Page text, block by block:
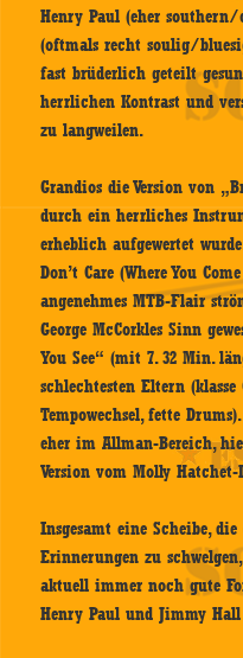
Henry Paul (eher
(oftmals recht soulig/
fast brüderlich geteilt
herrlichen Kontrast und
zu langweilen.
Grandios die Version von
durch ein herrliches
erheblich aufgewertet
Don’t Care (Where You
angenehmes MTB-Flair
George McCorkles Sinn
You See“ (mit 7. 32 Min.
schlechtesten Eltern (klasse
Tempowechsel, fette
eher im Allman-Bereich,
Version vomMolly Hatchet-
Insgesamt eine Scheibe,
Erinnerungen zu
aktuell immer noch gute
Henry Paul und Jimmy